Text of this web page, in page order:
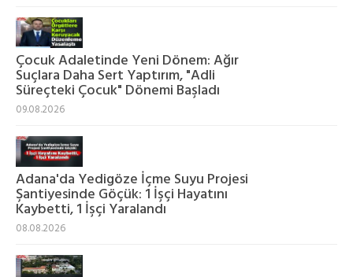
Çocuk Adaletinde Yeni Dönem: Ağır
Suçlara Daha Sert Yaptırım, "Adli
Süreçteki Çocuk" Dönemi Başladı
09.08.2026
Adana'da Yedigöze İçme Suyu Projesi
Şantiyesinde Göçük: 1 İşçi Hayatını
Kaybetti, 1 İşçi Yaralandı
08.08.2026